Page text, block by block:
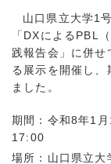
山口県立大学1
「DXによるPBL
践報告会」に併
る展示を開催し
ました。
期間：令和8年1
17:00
場所：山口県立大